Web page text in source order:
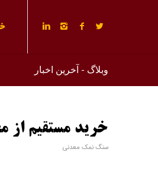
وبلاگ - آخرین اخبار
خرید مستقیم
سنگ نمک معدنی